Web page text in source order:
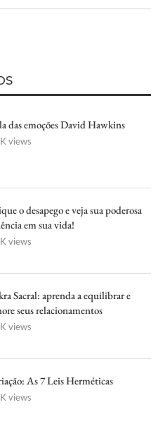
das emoções David Hawkins
views
o desapego e veja sua poderosa
em sua vida!
views
Sacral: aprenda a equilibrar e
seus relacionamentos
views
As 7 Leis Herméticas
views